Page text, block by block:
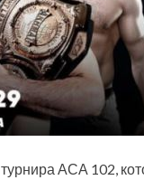
АСА 102,